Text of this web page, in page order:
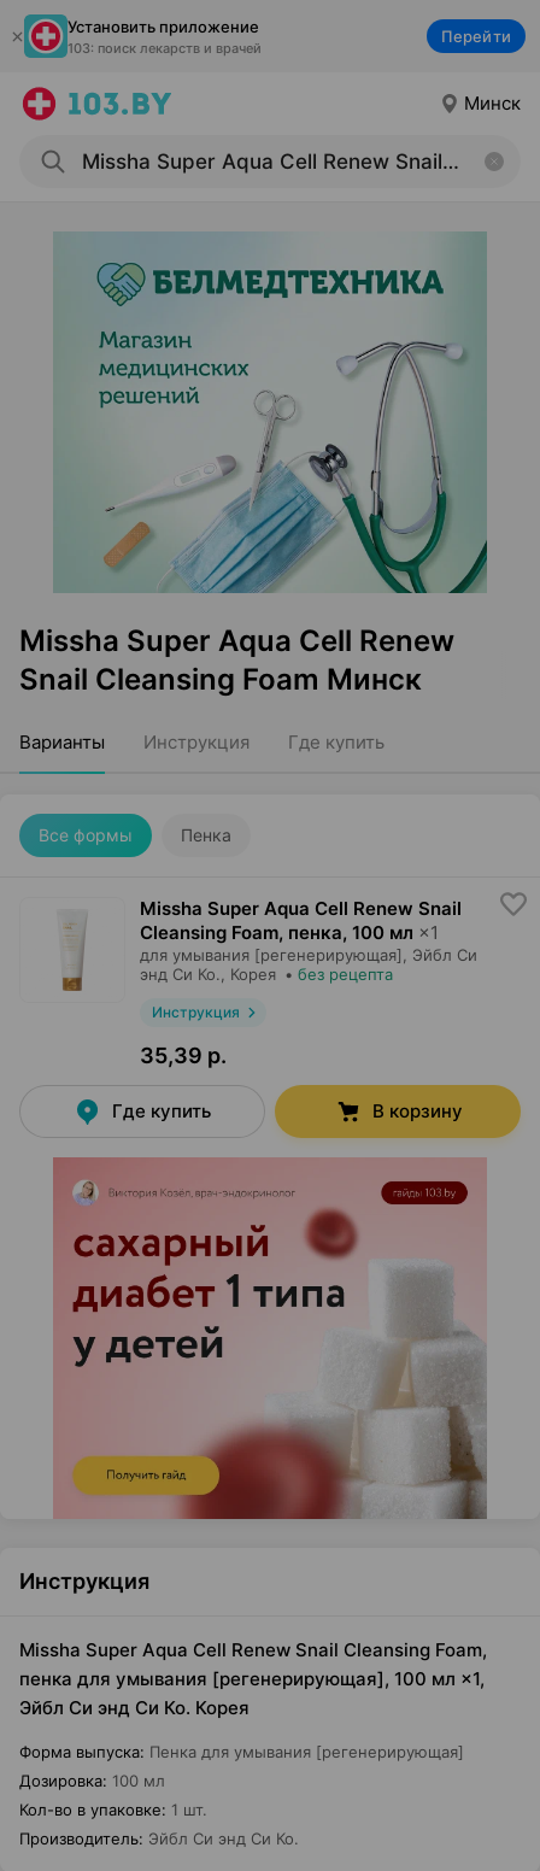
Установить приложение
103: поиск лекарств и врачей
Перейти
Минск
Missha Super Aqua Cell Renew
Snail Cleansing Foam Минск
Варианты Инструкция Где купить
Все формы Пенка
Missha Super Aqua Cell Renew Snail
Cleansing Foam, пенка, 100 мл ×1
для умывания [регенерирующая],
Эйбл Си
энд Си Ко.
, Корея • без рецепта
Инструкция
35,39 р.
Где купить В корзину
Инструкция
Missha Super Aqua Cell Renew Snail Cleansing Foam,
пенка для умывания [регенерирующая], 100 мл ×1,
Эйбл Си энд Си Ко. Корея
Форма выпуска: Пенка для умывания [регенерирующая]
Дозировка: 100 мл
Кол-во в упаковке: 1 шт.
Производитель: Эйбл Си энд Си Ко.